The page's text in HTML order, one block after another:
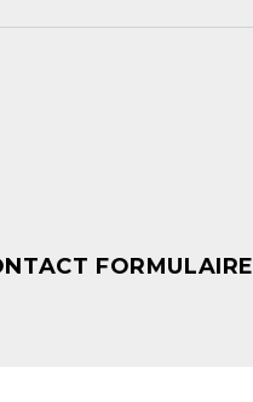
FORMULAIRE